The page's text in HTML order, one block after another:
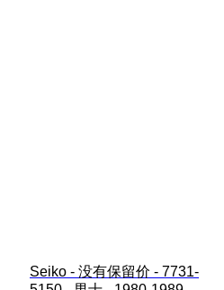
Seiko - 没有保留价 - 7731-